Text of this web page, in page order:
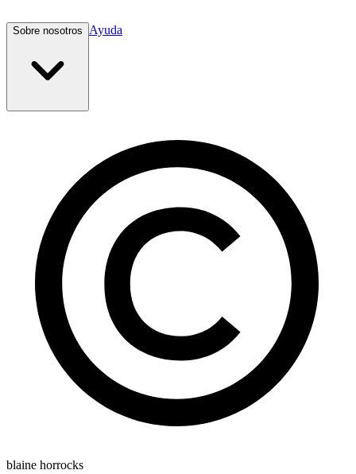
Sobre nosotros Ayuda
blaine horrocks